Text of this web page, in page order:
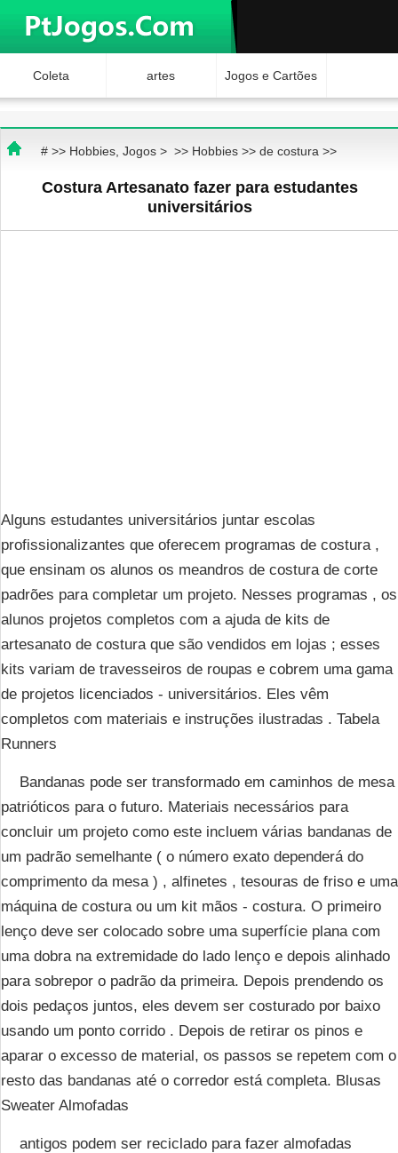
Coleta artes Jogos e Cartões
# >> Hobbies, Jogos> >> Hobbies>> de costura >>
Costura Artesanato fazer para estudantes
universitários
Alguns estudantes universitários juntar escolas
profissionalizantes que oferecem programas de costura ,
que ensinam os alunos os meandros de costura de corte
padrões para completar um projeto. Nesses programas , os
alunos projetos completos com a ajuda de kits de
artesanato de costura que são vendidos em lojas ; esses
kits variam de travesseiros de roupas e cobrem uma gama
de projetos licenciados - universitários. Eles vêm
completos com materiais e instruções ilustradas . Tabela
Runners
Bandanas pode ser transformado em caminhos de mesa
patrióticos para o futuro. Materiais necessários para
concluir um projeto como este incluem várias bandanas de
um padrão semelhante ( o número exato dependerá do
comprimento da mesa ) , alfinetes , tesouras de friso e uma
máquina de costura ou um kit mãos - costura. O primeiro
lenço deve ser colocado sobre uma superfície plana com
uma dobra na extremidade do lado lenço e depois alinhado
para sobrepor o padrão da primeira. Depois prendendo os
dois pedaços juntos, eles devem ser costurado por baixo
usando um ponto corrido . Depois de retirar os pinos e
aparar o excesso de material, os passos se repetem com o
resto das bandanas até o corredor está completa. Blusas
Sweater Almofadas
antigos podem ser reciclado para fazer almofadas